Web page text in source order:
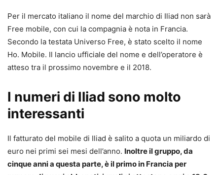
Per il mercato italiano il nome del marchio di Iliad non sarà
Free mobile, con cui la compagnia è nota in Francia.
Secondo la testata Universo Free, è stato scelto il nome
Ho. Mobile. Il lancio ufficiale del nome e dell’operatore è
atteso tra il prossimo novembre e il 2018.
I numeri di Iliad sono molto
interessanti
Il fatturato del mobile di Iliad è salito a quota un miliardo di
euro nei primi sei mesi dell’anno. Inoltre il gruppo, da
cinque anni a questa parte, è il primo in Francia per